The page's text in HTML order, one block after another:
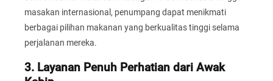
masakan internasional, penumpang dapat menikmati
berbagai pilihan makanan yang berkualitas tinggi selama
perjalanan mereka.
3. Layanan Penuh Perhatian dari Awak